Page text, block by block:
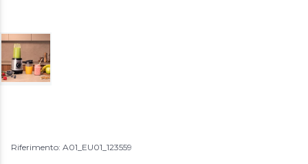
Riferimento: A01_EU01_123559